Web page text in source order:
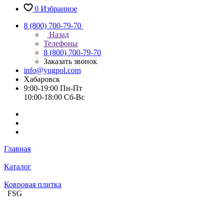
0 Избранное
8 (800) 700-79-70
Назад
Телефоны
8 (800) 700-79-70
Заказать звонок
info@yugpol.com
Хабаровск
9:00-19:00 Пн-Пт
10:00-18:00 Cб-Вс
Главная
Каталог
Ковровая плитка
FSG